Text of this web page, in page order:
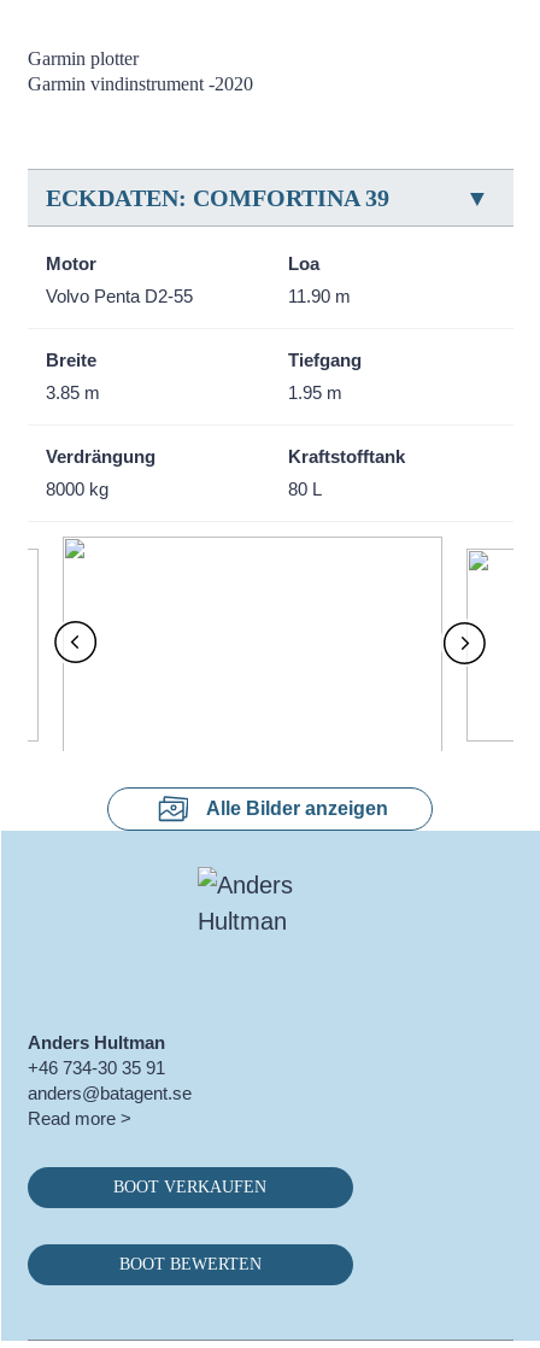
Garmin plotter
Garmin vindinstrument -2020
ECKDATEN: COMFORTINA 39
Motor
Volvo Penta D2-55
Loa
11.90 m
Breite
3.85 m
Tiefgang
1.95 m
Verdrängung
8000 kg
Kraftstofftank
80 L
Alle Bilder anzeigen
Anders Hultman
+46 734-30 35 91
anders@batagent.se
Read more >
BOOT VERKAUFEN
BOOT BEWERTEN